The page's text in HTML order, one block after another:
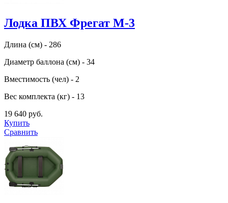
Лодка ПВХ Фрегат М-3
Длина (см) - 286
Диаметр баллона (см) - 34
Вместимость (чел) - 2
Вес комплекта (кг) - 13
19 640 руб.
Купить
Сравнить